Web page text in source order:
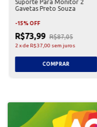
Suporte Para Monitor 2
Gavetas Preto Souza
-15%OFF
R$73,99 R$87,05
2xdeR$37,00 sem juros